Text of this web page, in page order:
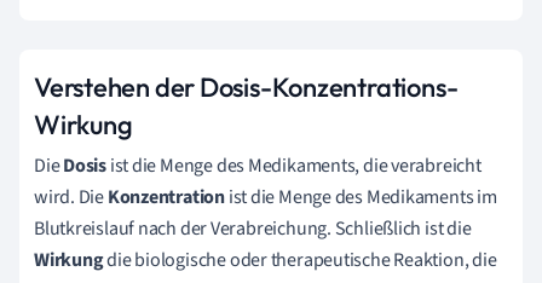
Verstehen der Dosis-Konzentrations-
Wirkung
DieDosisist die Menge des Medikaments, die verabreicht
wird. DieKonzentrationist die Menge des Medikaments im
Blutkreislauf nach der Verabreichung. Schließlich ist die
Wirkungdie biologische oder therapeutische Reaktion, die